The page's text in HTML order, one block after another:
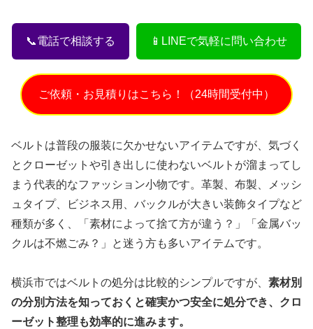
📞電話で相談する 📱LINEで気軽に問い合わせ
ご依頼・お見積りはこちら！（24時間受付中）
ベルトは普段の服装に欠かせないアイテムですが、気づく
とクローゼットや引き出しに使わないベルトが溜まってし
まう代表的なファッション小物です。革製、布製、メッシ
ュタイプ、ビジネス用、バックルが大きい装飾タイプなど
種類が多く、「素材によって捨て方が違う？」「金属バッ
クルは不燃ごみ？」と迷う方も多いアイテムです。
横浜市ではベルトの処分は比較的シンプルですが、 素材別
の分別方法を知っておくと確実かつ安全に処分でき、クロ
ーゼット整理も効率的に進みます。